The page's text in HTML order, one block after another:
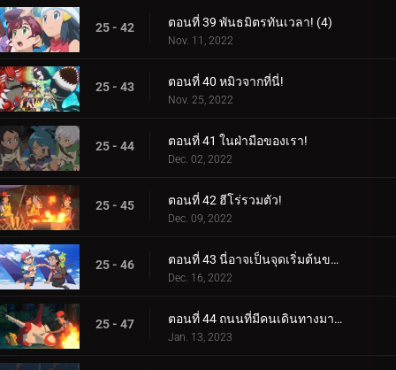
25 - 42 ตอนที่ 39 พันธมิตรทันเวลา! (4)
Nov. 11, 2022
25 - 43 ตอนที่ 40 หมิวจากที่นี่!
Nov. 25, 2022
25 - 44 ตอนที่ 41 ในฝ่ามือของเรา!
Dec. 02, 2022
25 - 45 ตอนที่ 42 ฮีโร่รวมตัว!
Dec. 09, 2022
25 - 46 ตอนที่ 43 นี่อาจเป็นจุดเริ่มต้นของสิ่งที่ยิ่งใหญ่!
Dec. 16, 2022
25 - 47 ตอนที่ 44 ถนนที่มีคนเดินทางมากที่สุด!
Jan. 13, 2023